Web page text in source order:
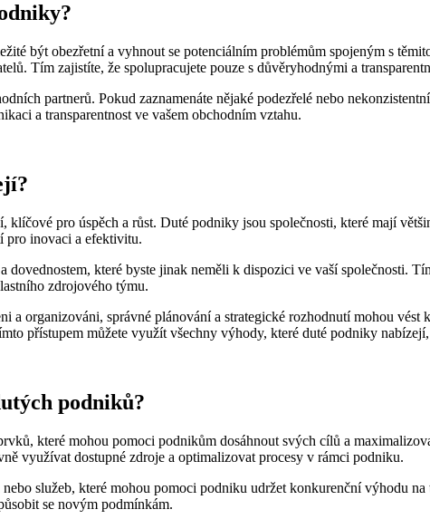
být obezřetní a vyhnout se potenciálním problémům spojeným s
Tím zajistíte, že spolupracujete pouze s důvěryhodnými a
partnerů. Pokud zaznamenáte nějaké podezřelé nebo
a transparentnost ve vašem obchodním vztahu.
pro úspěch a růst. Duté podniky jsou společnosti, které mají
pro inovaci a efektivitu.
které byste jinak neměli k dispozici ve vaší společnosti.
zdrojového týmu.
organizováni, správné plánování a strategické rozhodnutí mohou vést
přístupem můžete využít všechny výhody, které duté podniky
podniků?
které mohou pomoci podnikům dosáhnout svých cílů a
využívat dostupné zdroje a optimalizovat procesy v rámci podniku.
služeb, které mohou pomoci podniku udržet konkurenční výhodu
se novým podmínkám.